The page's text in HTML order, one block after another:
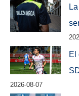
El
2026-08-07